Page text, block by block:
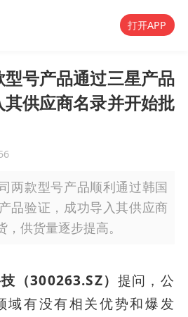
打开APP
号产品通过三星产品
供应商名录并开始批
两款型号产品顺利通过韩国
品验证，成功导入其供应商
供货量逐步提高。
（300263.SZ） 提问，公
域有没有相关优势和爆发